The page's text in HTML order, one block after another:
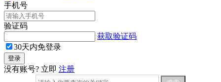
手机号
验证码
获取验证码
30天内免登录
没有账号? 立即 注册